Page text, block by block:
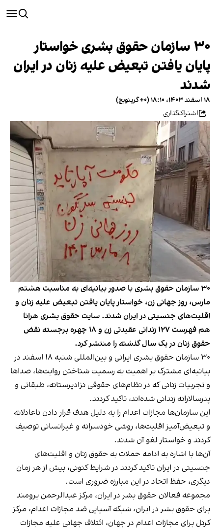
۳۰ سازمان حقوق بشری خواستار
پایان یافتن تبعیض علیه زنان در ایران
شدند
۱۸ اسفند ۱۴۰۳، ۱۸:۱۰ (‎+۰ گرینویچ)
اشتراک‌گذاری
۳۰ سازمان حقوق بشری با صدور بیانیه‌ای به مناسبت هشتم
مارس، روز جهانی زن، خواستار پایان یافتن تبعیض علیه زنان و
اقلیت‌های جنسیتی در ایران شدند. سایت حقوق‌ بشری هرانا
هم فهرست ۱۲۷ زندانی عقیدتی زن و ۱۸ چهره برجسته نقض
حقوق زنان در یک سال گذشته را منتشر کرد.
۳۰ سازمان حقوق بشری ایرانی و بین‌المللی شنبه ۱۸ اسفند در
بیانیه‌ای مشترک بر اهمیت به رسمیت شناختن روایت‌ها، صداها
و تجربیات زنانی که در نظام‌های حقوقی نژادپرستانه، طبقاتی و
پدرسالارانه زندانی شده‌اند، تاکید کردند.
این سازمان‌ها مجازات اعدام را به دلیل هدف قرار دادن ناعادلانه
و تبعیض‌آمیز اقلیت‌ها، روشی خودسرانه و غیرانسانی توصیف
کردند و خواستار لغو آن شدند.
آن‌ها با اشاره به ادامه حملات به حقوق زنان و اقلیت‌های
جنسیتی در ایران تاکید کردند در شرایط کنونی، بیش از هر زمان
دیگری، حفظ اتحاد در این مبارزه ضروری است.
مجموعه فعالان حقوق بشر در ایران، مرکز عبدالرحمن برومند
برای حقوق بشر در ایران، شبکه آسیایی ضد مجازات اعدام، مرکز
کرنل برای مجازات اعدام در جهان، ائتلاف جهانی علیه مجازات